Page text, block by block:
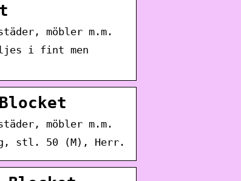
möbler m.m.
i fint men
möbler m.m.
stl. 50 (M), Herr.